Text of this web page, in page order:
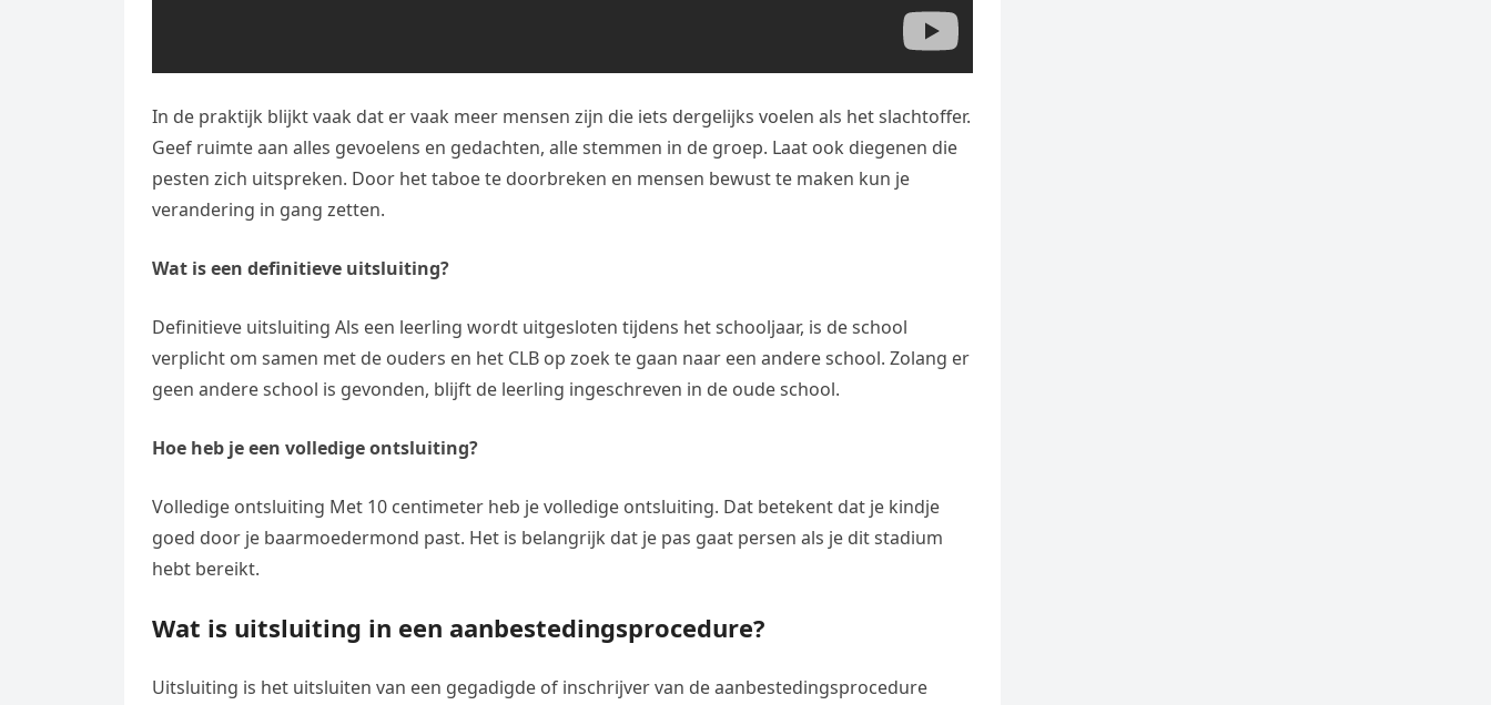
In de praktijk blijkt vaak dat er vaak meer mensen zijn die iets dergelijks voelen als het slachtoffer.
Geef ruimte aan alles gevoelens en gedachten, alle stemmen in de groep. Laat ook diegenen die
pesten zich uitspreken. Door het taboe te doorbreken en mensen bewust te maken kun je
verandering in gang zetten.
Wat is een definitieve uitsluiting?
Definitieve uitsluiting Als een leerling wordt uitgesloten tijdens het schooljaar, is de school
verplicht om samen met de ouders en het CLB op zoek te gaan naar een andere school. Zolang er
geen andere school is gevonden, blijft de leerling ingeschreven in de oude school.
Hoe heb je een volledige ontsluiting?
Volledige ontsluiting Met 10 centimeter heb je volledige ontsluiting. Dat betekent dat je kindje
goed door je baarmoedermond past. Het is belangrijk dat je pas gaat persen als je dit stadium
hebt bereikt.
Wat is uitsluiting in een aanbestedingsprocedure?
Uitsluiting is het uitsluiten van een gegadigde of inschrijver van de aanbestedingsprocedure